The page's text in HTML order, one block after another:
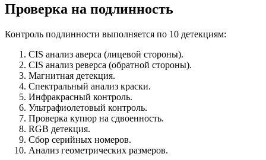
Проверка на подлинность
Контроль подлинности выполняется по 10 детекциям:
CIS анализ аверса (лицевой стороны).
CIS анализ реверса (обратной стороны).
Магнитная детекция.
Спектральный анализ краски.
Инфракрасный контроль.
Ультрафиолетовый контроль.
Проверка купюр на сдвоенность.
RGB детекция.
Сбор серийных номеров.
Анализ геометрических размеров.